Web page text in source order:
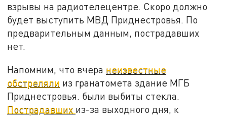
взрывы на радиотелецентре. Скоро должно
будет выступить МВД Приднестровья. По
предварительным данным, пострадавших
нет.
Напомним, что вчера неизвестные
обстреляли из гранатомета здание МГБ
Приднестровья. были выбиты стекла.
Пострадавших из-за выходного дня, к